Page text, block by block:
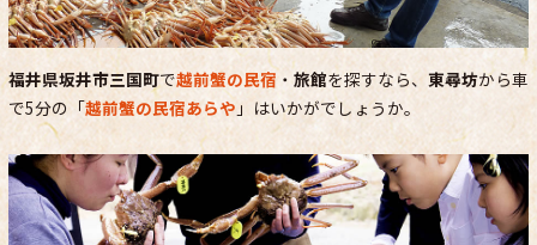
福井県坂井市三国町で越前蟹の民宿 ・ 旅館を探すなら、 東尋坊から車
で5分の「越前蟹の民宿あらや 」はいかがでしょうか。